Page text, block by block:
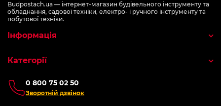
Budpostach.ua — інтернет-магазин будівельного інструменту та
обладнання, садової техніки, електро- і ручного інструменту та
побутової техніки.
0 800 75 02 50
Зворотній дзвінок
Інформація
Категорії